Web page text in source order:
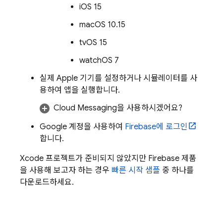
iOS 15
macOS 10.15
tvOS 15
watchOS 7
실제 Apple 기기를 설정하거나 시뮬레이터를 사
용하여 앱을 실행합니다.
Cloud Messaging을 사용하시겠어요?
Google 계정을 사용하여 Firebase에 로그인
합니다.
Xcode 프로젝트가 준비되지 않았지만 Firebase 제품
을 사용해 보고자 하는 경우 빠른 시작 샘플 중 하나를
다운로드하세요.